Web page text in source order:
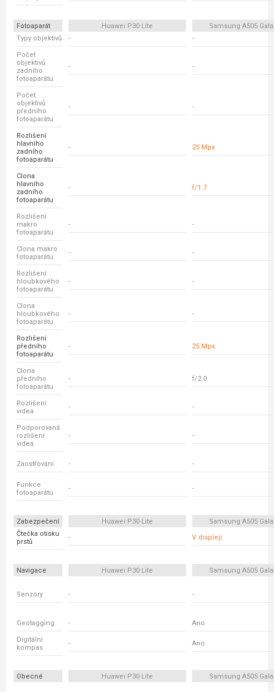
Fotoaparát Huawei P30 Lite
Samsung A505
Typy objektivů
- -
Počet
objektivů
zadního
fotoaparátu
- -
Počet
objektivů
předního
fotoaparátu
- -
Rozlišení
hlavního
zadního
fotoaparátu
- 25 Mpx
Clona
hlavního
zadního
fotoaparátu
- f/1.7
Rozlišení
makro
fotoaparátu
- -
Clona makro
fotoaparátu
- -
Rozlišení
hloubkového
fotoaparátu
- -
Clona
hloubkového
fotoaparátu
- -
Rozlišení
předního
fotoaparátu
- 25 Mpx
Clona
předního
fotoaparátu
- f/2.0
Rozlišení
videa
- -
Podporovaná
rozlišení
videa
- -
Zaostřování - -
Funkce
fotoaparátu
- -
Zabezpečení Huawei P30 Lite
Samsung A505
Čtečka otisku
prstů
- V displeji
Navigace Huawei P30 Lite Samsung A505
Senzory - -
Geotagging - Ano
Digitální
kompas
- Ano
Obecné Huawei P30 Lite Samsung A505